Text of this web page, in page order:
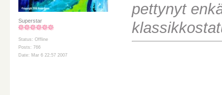
Superstar
Status: Offline
Posts: 766
Date: Mar 6 22:57 2007
pettynyt